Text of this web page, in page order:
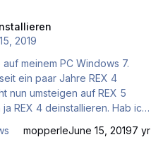
was für ein Wind und Wetter
hier jemand
2019
ein paar Jahre REX 4
nun umsteigen auf REX 5
4 deinstallieren. Hab ich
Es lädt aber immer nur
mopperleJune 15, 20197 yr